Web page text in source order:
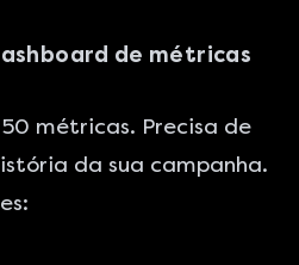
de métricas
métricas. Precisa de
da sua campanha.